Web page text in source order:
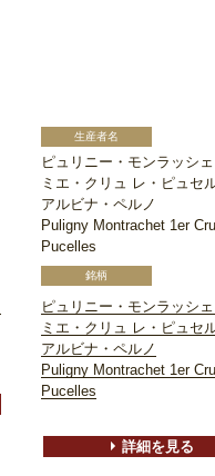
ピュリニー・モンラッシ
ミエ・クリュ レ・ピュセ
アルビナ・ペルノ
Puligny Montrachet 1er
Pucelles
ピュリニー・モンラッシ
ミエ・クリュ レ・ピュセ
アルビナ・ペルノ
Puligny Montrachet 1er
Pucelles
詳細を見る